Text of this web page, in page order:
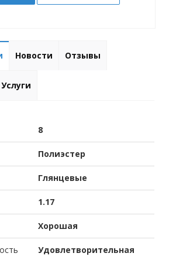
Новости Отзывы
Услуги
8
Полиэстер
Глянцевые
1.17
Хорошая
Удовлетворительная